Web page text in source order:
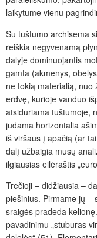
laikytume vienu
Su tuštumo archisema
reiškia negyvenamą
dalyje dominuojantis
gamta (akmenys,
ne tokią materialią, nuo
erdvę, kurioje vanduo
atsiduriama tuštumoje,
judama horizontalia
iš viršaus į apačią (ar
dalį užbaigia mūsų
ilgiausias eilėraštis
Trečioji – didžiausia –
piešinius. Pirmame jų –
sraigės pradeda
pavadinimu „stuburas